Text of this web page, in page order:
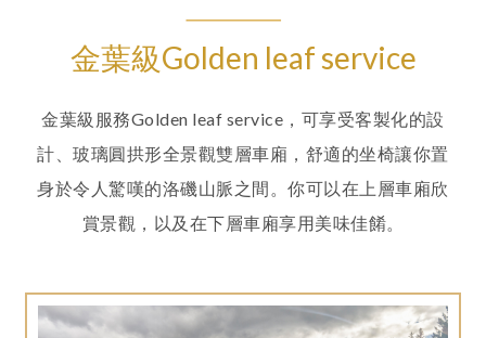
金葉級Golden leaf service
金葉級服務Golden leaf service，可享受客製化的設
計、玻璃圓拱形全景觀雙層車廂，舒適的坐椅讓你置
身於令人驚嘆的洛磯山脈之間。你可以在上層車廂欣
賞景觀，以及在下層車廂享用美味佳餚。